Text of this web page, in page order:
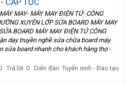
MAY- MÁY MAY ĐIỆN TỬ- CÔNG
XUYÊN LỚP SỬA BOARD MÁY MAY
BOARD MÁY MAY ĐIỆN TỬ CÔNG
dạy truyền nghề sửa chữa board máy
sửa board nhanh cho khách hàng thợ -
Trả lời: 0 Diễn đàn: Tuyển sinh - Đào tạo